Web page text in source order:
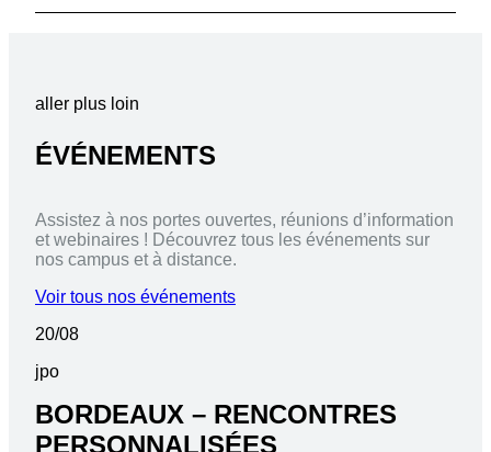
aller plus loin
ÉVÉNEMENTS
Assistez à nos portes ouvertes, réunions d’information
et webinaires ! Découvrez tous les événements sur
nos campus et à distance.
Voir tous nos événements
20/08
jpo
BORDEAUX – RENCONTRES
PERSONNALISÉES